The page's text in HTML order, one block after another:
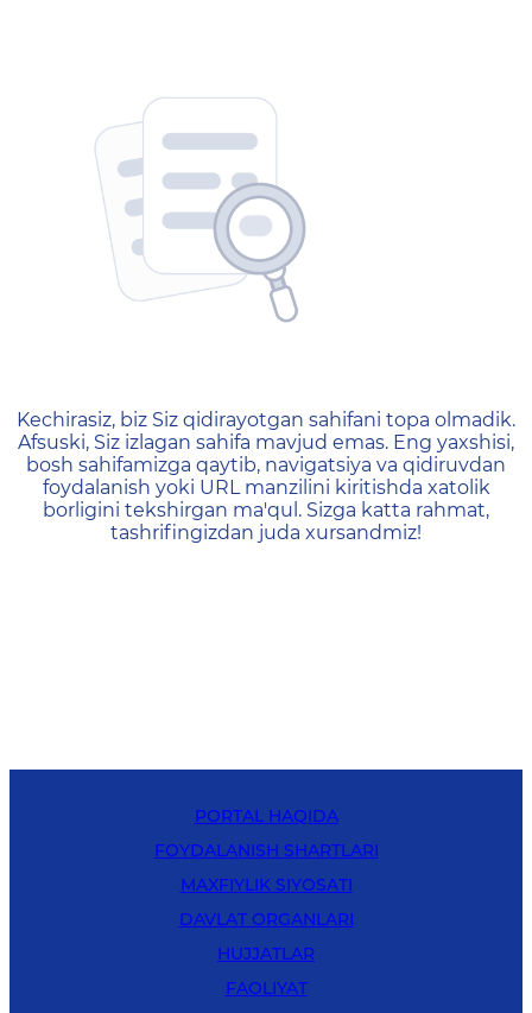
404 — Страница не
Kechirasiz, biz Siz qidirayotgan sahifani topa olmadik.
Afsuski, Siz izlagan sahifa mavjud emas. Eng yaxshisi,
bosh sahifamizga qaytib, navigatsiya va qidiruvdan
foydalanish yoki URL manzilini kiritishda xatolik
borligini tekshirgan ma'qul. Sizga katta rahmat,
tashrifingizdan juda xursandmiz!
PORTAL HAQIDA
FOYDALANISH SHARTLARI
MAXFIYLIK SIYOSATI
DAVLAT ORGANLARI
HUJJATLAR
FAOLIYAT